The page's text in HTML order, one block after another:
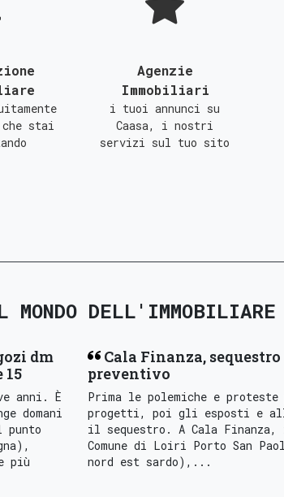
stai
Agenzie
Immobiliari
i tuoi annunci su
Caasa, i nostri
servizi sul tuo sito
MONDO DELL'IMMOBILIARE
dm
anni. È
domani
punto
più
Cala Finanza, sequestro
preventivo
Prima le polemiche e
progetti, poi gli esposti e
il sequestro. A Cala Finanza,
Comune di Loiri Porto San
nord est sardo),...